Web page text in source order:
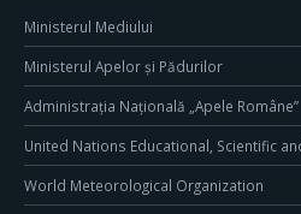
Ministerul Mediului
Ministerul Apelor și Pădurilor
Administrația Națională „Apele Române”
United Nations Educational, Scientific
World Meteorological Organization